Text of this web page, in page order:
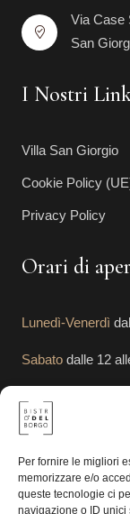
Per fornire le migliori
memorizzare e/o
queste tecnologie ci
navigazione o ID unici
Via Case
San
I Nostri
Villa San Giorgio
Cookie Policy
Privacy Policy
Orari di
Lunedì-Venerdì
Sabato dalle 12